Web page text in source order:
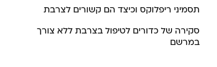
תסמיני ריפלוקס וכיצד הם קשורים לצרבת
סקירה של כדורים לטיפול בצרבת ללא צורך
במרשם